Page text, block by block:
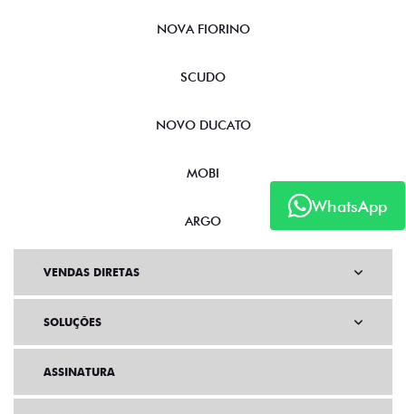
WhatsApp
NOVA FIORINO
SCUDO
NOVO DUCATO
MOBI
ARGO
VENDAS DIRETAS
SOLUÇÕES
ASSINATURA